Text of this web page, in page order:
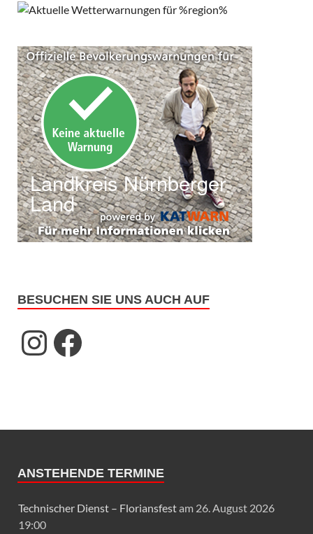
BESUCHEN SIE UNS AUCH AUF
ANSTEHENDE TERMINE
Technischer Dienst – Floriansfestam 26. August 2026
19:00